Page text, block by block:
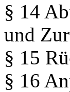
§ 14
und
§ 15
§ 16